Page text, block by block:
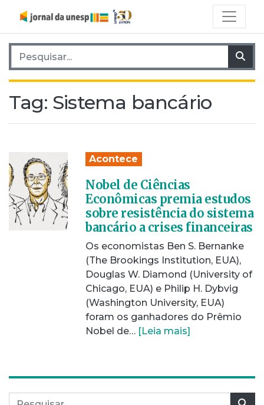
Pesquisar por:
Tag: Sistema bancário
Acontece
Nobel de Ciências
Econômicas premia estudos
sobre resistência do sistema
bancário a crises financeiras
Os economistas Ben S. Bernanke
(The Brookings Institution, EUA),
Douglas W. Diamond (University of
Chicago, EUA) e Philip H. Dybvig
(Washington University, EUA)
foram os ganhadores do Prêmio
Nobel de… [Leia mais]
Pesquisar por: